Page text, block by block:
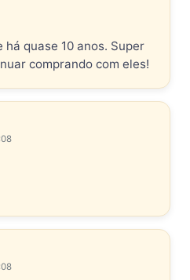
quase 10 anos. Super
comprando com eles!